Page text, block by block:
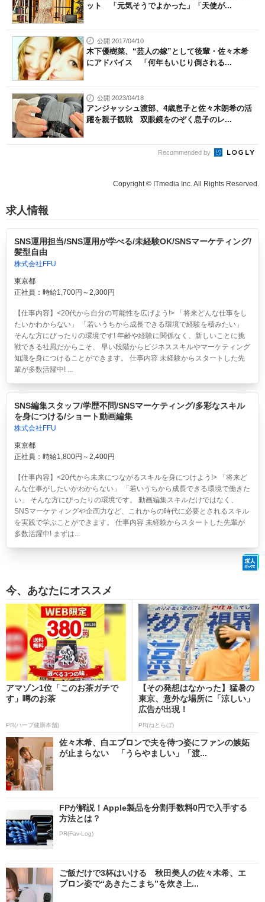
ット 「元気そうでよかった」「天使が...
公開 2017/04/10
木下優樹菜、“芸人の嫁”として後輩・佐々木希
にアドバイス 「何年もいじり倒される...
公開 2023/04/18
アンジャッシュ渡部、4歳息子と佐々木朗希の活
躍を親子観戦 双眼鏡をのぞく息子のレ...
Recommended by
Copyright © ITmedia Inc. All Rights Reserved.
求人情報
SNS運用担当/SNS運用が学べる/未経験OK/SNSマーケティング/
髪型自由
株式会社FFU
東京都
正社員：時給1,700円～2,300円
【仕事内容】<20代から自分の可能性を広げよう!> 「将来どんな仕事をし
たいかわからない」 「若いうちから成長できる環境で経験を積みたい」
そんな方にぴったりの環境です! 年齢や経験に関係なく、新しいことに挑
戦できる社風だからこそ、 早い段階からビジネススキルやマーケティング
知識を身につけることができます。 仕事内容 未経験からスタートした先
輩が多数活躍中! ...
SNS編集スタッフ/学歴不問/SNSマーケティング/多彩なスキル
を身につける/ショート動画編集
株式会社FFU
東京都
正社員：時給1,800円～2,400円
【仕事内容】<20代から未来につながるスキルを身につけよう!> 「将来ど
んな仕事がしたいかわからない」 「若いうちから成長できる環境で働きた
い」 そんな方にぴったりの環境です。 動画編集スキルだけではなく、
SNSマーケティングや企画力など、これからの時代に必要とされるスキル
を実践で学ぶことができます。 仕事内容 未経験からスタートした先輩が
多数活躍中! まずは...
今、あなたにオススメ
アマゾン1位「このお茶ガチで
す」噂のお茶
PR(ハーブ健康本舗)
【その発想はなかった】猛暑の
東京、意外な場所に「涼しい」
広告が出現！
PR(ねとらぼ)
佐々木希、白エプロンで夫を待つ姿にファンの嫉妬
が止まらない 「うらやましい」「渡...
FPが解説！Apple製品を分割手数料0円で入手する
方法とは？
PR(Fav-Log)
ご飯だけで3杯はいける 秋田美人の佐々木希、エ
プロン姿で“あきたこまち”を炊き上...